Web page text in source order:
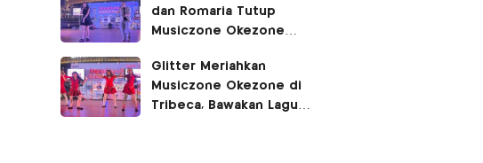
dan Romaria Tutup
Musiczone Okezone
Glitter Meriahkan
Musiczone Okezone di
Tribeca, Bawakan Lagu